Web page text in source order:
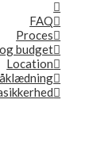
FAQ
Proces
budget
Location